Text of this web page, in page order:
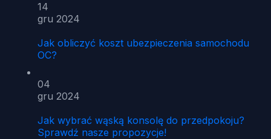
14
gru 2024
Jak obliczyć koszt ubezpieczenia samochodu
OC?
04
gru 2024
Jak wybrać wąską konsolę do przedpokoju?
Sprawdź nasze propozycje!